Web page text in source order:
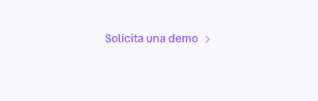
Solicita una demo